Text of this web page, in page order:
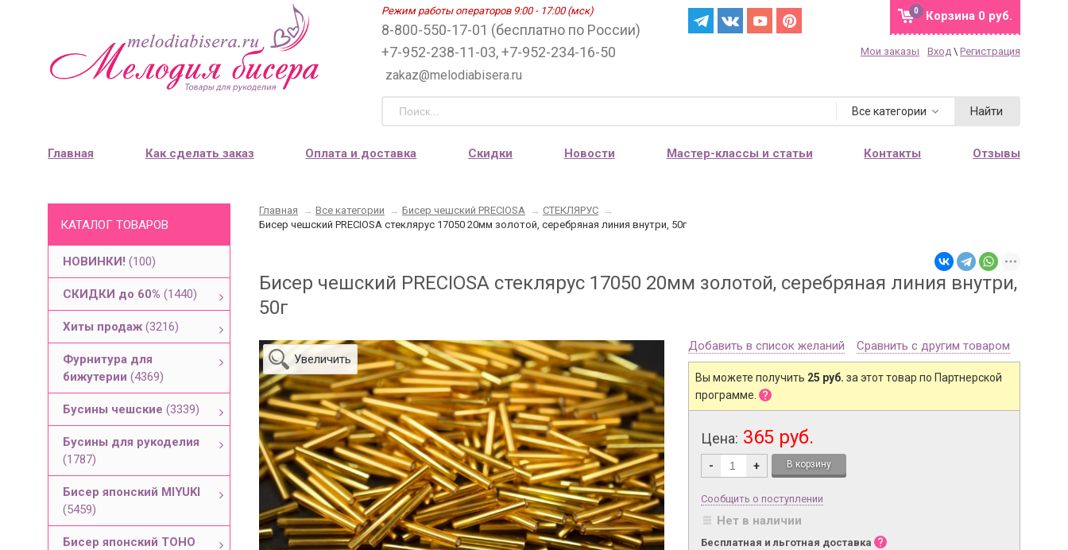
Режим работы операторов 9:00 - 17:00 (мск)
8-800-550-17-01 (бесплатно по России)
+7-952-238-11-03, +7-952-234-16-50
zakaz@melodiabisera.ru
Корзина 0 руб.
0
Мои заказы Вход \ Регистрация
Все категории Найти
Главная Как сделать заказ Оплата и доставка Скидки Новости Мастер-классы и статьи Контакты Отзывы
КАТАЛОГ ТОВАРОВ
НОВИНКИ! (100)
СКИДКИ до 60% (1440)
Хиты продаж (3216)
Фурнитура для
бижутерии (4369)
Бусины чешские (3339)
Бусины для рукоделия
(1787)
Бисер японский MIYUKI
(5459)
Бисер японский TOHO
Главная → Все категории → Бисер чешский PRECIOSA → СТЕКЛЯРУС →
Бисер чешский PRECIOSA стеклярус 17050 20мм золотой, серебряная линия внутри, 50г
Бисер чешский PRECIOSA стеклярус 17050 20мм золотой, серебряная линия внутри,
50г
Увеличить
Добавить в список желаний Сравнить с другим товаром
Вы можете получить 25 руб. за этот товар по Партнерской
программе.
Цена: 365 руб.
- +
Сообщить о поступлении
Нет в наличии
Бесплатная и льготная доставка